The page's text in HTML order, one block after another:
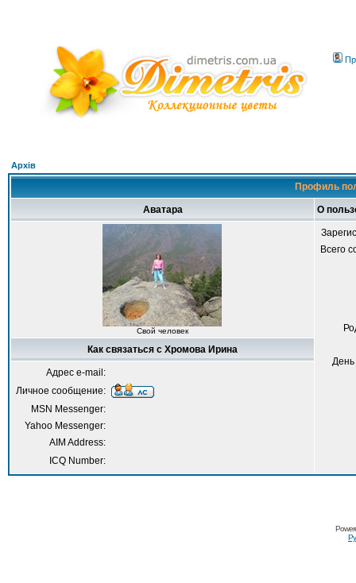
Архів
Профиль
Аватара О
Свой человек
Всего
Как связаться с Хромова Ирина
Адрес e-mail:
Личное сообщение:
MSN Messenger:
Yahoo Messenger:
AIM Address:
ICQ Number: